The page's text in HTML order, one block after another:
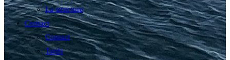
La structure
Contact
Contact
Tarifs